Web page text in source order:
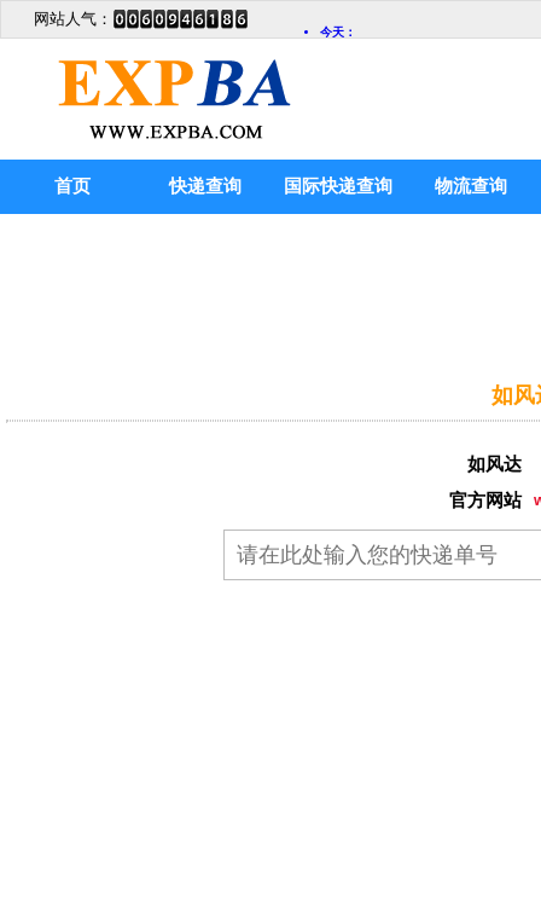
网站人气：
首页 快递查询 国际快递查询 物流查询
如风
如风达
官方网站